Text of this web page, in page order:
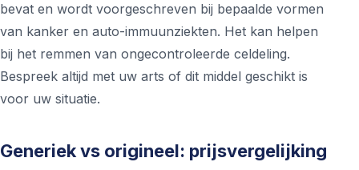
bevat en wordt voorgeschreven bij bepaalde vormen
van kanker en auto-immuunziekten. Het kan helpen
bij het remmen van ongecontroleerde celdeling.
Bespreek altijd met uw arts of dit middel geschikt is
voor uw situatie.
Generiek vs origineel: prijsvergelijking